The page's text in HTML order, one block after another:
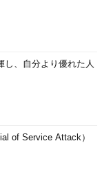
とを求められるの
ェクトマネージャと
しないといってよ
若くしてプロジェク
を通じて、ビジネス
はなかなか経験でき
もしれない。
で、次々にフィー
し、自分より優れた人
of Service Attack）